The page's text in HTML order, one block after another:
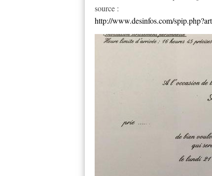
source :
http://www.desinfos.com/